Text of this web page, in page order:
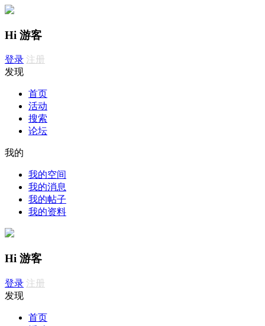
Hi 游客
登录 注册
发现
首页
活动
搜索
论坛
我的
我的空间
我的消息
我的帖子
我的资料
Hi 游客
登录 注册
发现
首页